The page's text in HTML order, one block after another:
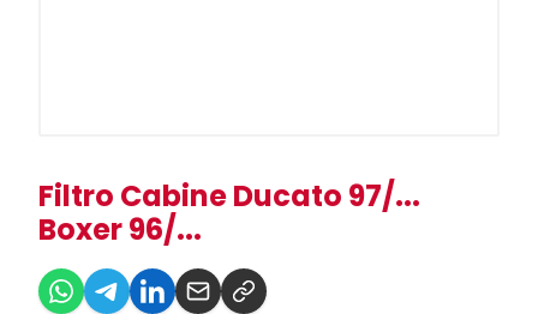
Filtro Cabine Ducato 97/...
Boxer 96/...